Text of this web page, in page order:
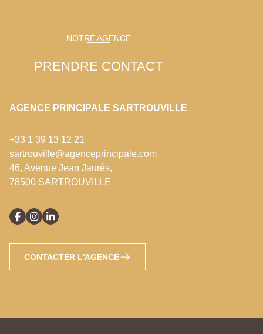
NOTRE AGENCE
PRENDRE CONTACT
AGENCE PRINCIPALE SARTROUVILLE
+33 1 39 13 12 21
sartrouville@agenceprincipale.com
46, Avenue Jean Jaurès,
78500 SARTROUVILLE
CONTACTER L'AGENCE